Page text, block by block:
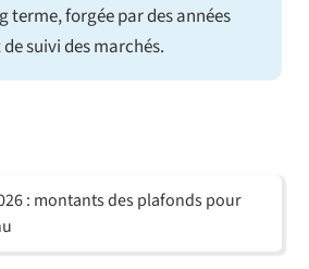
terme, forgée par des années
suivi des marchés.
: montants des plafonds pour